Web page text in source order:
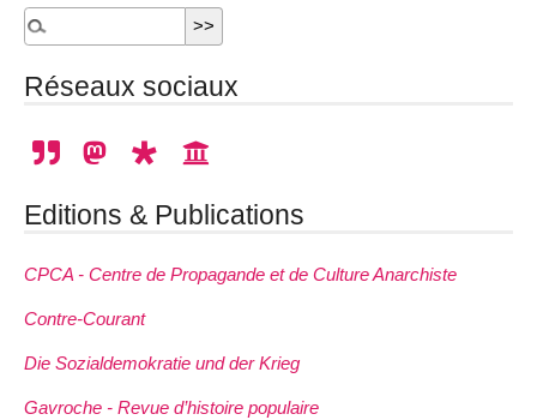
Réseaux sociaux
Editions & Publications
CPCA - Centre de Propagande et de Culture Anarchiste
Contre-Courant
Die Sozialdemokratie und der Krieg
Gavroche - Revue d’histoire populaire